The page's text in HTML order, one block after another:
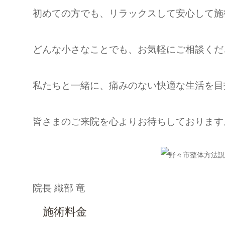
初めての方でも、リラックスして安心して
どんな小さなことでも、お気軽にご相談く
私たちと一緒に、痛みのない快適な生活を
皆さまのご来院を心よりお待ちしておりま
院長 織部 竜
施術料金